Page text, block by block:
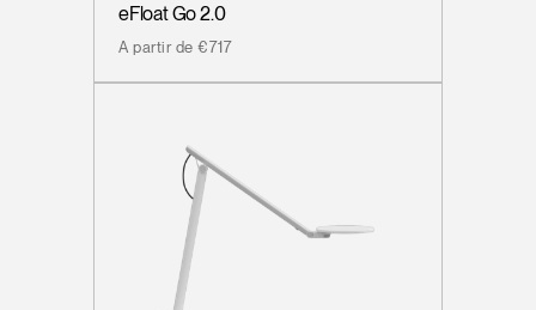
eFloat Go 2.0
A partir de €717